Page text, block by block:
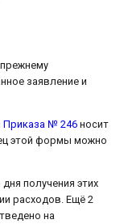
заявление и
Приказа № 246 носит
этой формы можно
получения этих
расходов. Ещё 2
на